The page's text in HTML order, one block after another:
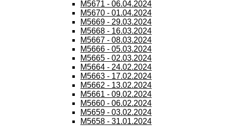
M5671 - 06.04.2024
M5670 - 01.04.2024
M5669 - 29.03.2024
M5668 - 16.03.2024
M5667 - 08.03.2024
M5666 - 05.03.2024
M5665 - 02.03.2024
M5664 - 24.02.2024
M5663 - 17.02.2024
M5662 - 13.02.2024
M5661 - 09.02.2024
M5660 - 06.02.2024
M5659 - 03.02.2024
M5658 - 31.01.2024